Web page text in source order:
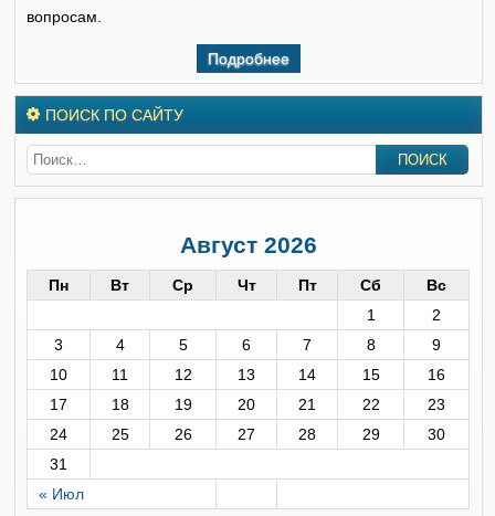
вопросам.
Подробнее
ПОИСК ПО САЙТУ
Август 2026
Пн Вт Ср Чт Пт Сб Вс
« Июл
1
2
3
4 5 6 7 8
9
10
11 12 13 14 15
16
17
18 19 20 21 22
23
24
25 26 27 28 29
30
31